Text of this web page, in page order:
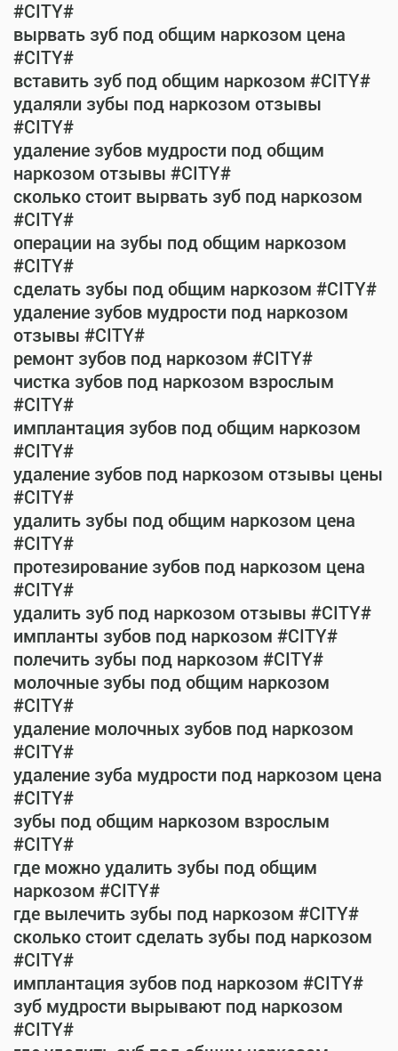
#CITY#
вырвать зуб под общим наркозом цена
#CITY#
вставить зуб под общим наркозом #CITY#
удаляли зубы под наркозом отзывы
#CITY#
удаление зубов мудрости под общим
наркозом отзывы #CITY#
сколько стоит вырвать зуб под наркозом
#CITY#
операции на зубы под общим наркозом
#CITY#
сделать зубы под общим наркозом #CITY#
удаление зубов мудрости под наркозом
отзывы #CITY#
ремонт зубов под наркозом #CITY#
чистка зубов под наркозом взрослым
#CITY#
имплантация зубов под общим наркозом
#CITY#
удаление зубов под наркозом отзывы цены
#CITY#
удалить зубы под общим наркозом цена
#CITY#
протезирование зубов под наркозом цена
#CITY#
удалить зуб под наркозом отзывы #CITY#
импланты зубов под наркозом #CITY#
полечить зубы под наркозом #CITY#
молочные зубы под общим наркозом
#CITY#
удаление молочных зубов под наркозом
#CITY#
удаление зуба мудрости под наркозом цена
#CITY#
зубы под общим наркозом взрослым
#CITY#
где можно удалить зубы под общим
наркозом #CITY#
где вылечить зубы под наркозом #CITY#
сколько стоит сделать зубы под наркозом
#CITY#
имплантация зубов под наркозом #CITY#
зуб мудрости вырывают под наркозом
#CITY#